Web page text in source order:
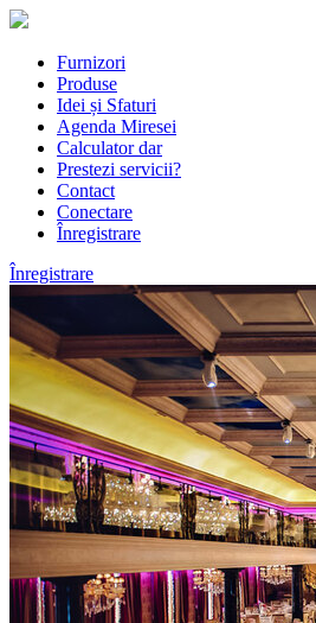
Furnizori
Produse
Idei și Sfaturi
Agenda Miresei
Calculator dar
Prestezi servicii?
Contact
Conectare
Înregistrare
Înregistrare